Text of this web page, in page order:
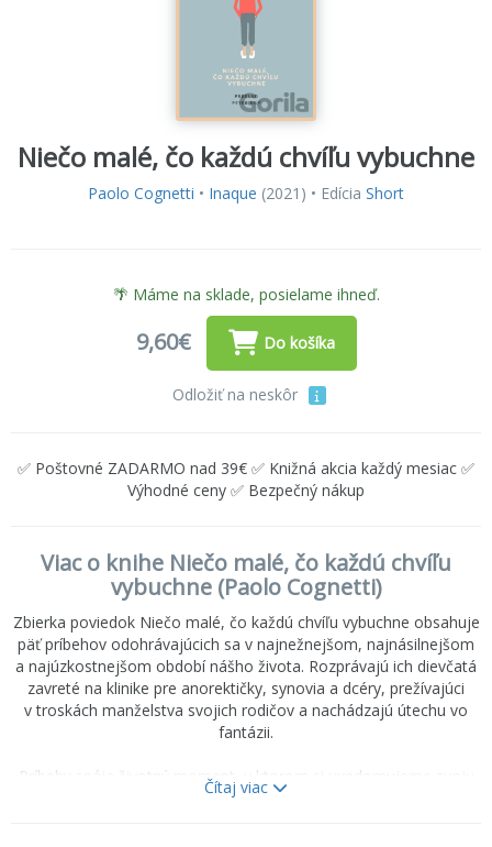
Niečo malé, čo každú chvíľu vybuchne
Paolo Cognetti • Inaque (2021) • Edícia Short
🌴 Máme na sklade, posielame ihneď.
9,60€ Do košíka
Odložiť na neskôr
✅ Poštovné ZADARMO nad 39€ ✅ Knižná akcia každý mesiac ✅
Výhodné ceny ✅ Bezpečný nákup
Viac o knihe Niečo malé, čo každú chvíľu
vybuchne (Paolo Cognetti)
Zbierka poviedok Niečo malé, čo každú chvíľu vybuchne obsahuje
päť príbehov odohrávajúcich sa v najnežnejšom, najnásilnejšom
a najúzkostnejšom období nášho života. Rozprávajú ich dievčatá
zavreté na klinike pre anorektičky, synovia a dcéry, prežívajúci
v troskách manželstva svojich rodičov a nachádzajú útechu vo
fantázii.
Príbehy spája životný moment, v ktorom si uvedomujeme svoju
identitu, objavujeme sex, priateľstvo, krutosť sveta, prekračujeme
Čítaj viac